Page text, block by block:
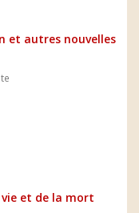
et autres nouvelles
et de la mort